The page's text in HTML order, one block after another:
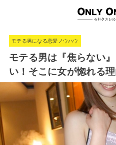
モテる男になる恋愛ノウハウ
モテる男は『焦らない
い！そこに女が惚れる